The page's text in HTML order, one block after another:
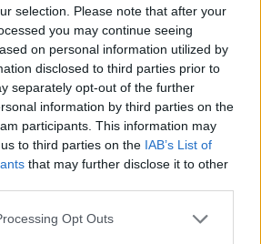
selection. Please note that after your
you may continue seeing
on personal information utilized by
disclosed to third parties prior to
separately opt-out of the further
information by third parties on the
participants. This information may
to third parties on the IAB’s List of
that may further disclose it to other
app uses one or more Google
Opt Outs
le tue segnalazioni,
video e le tue foto
al numero +39
356 7512